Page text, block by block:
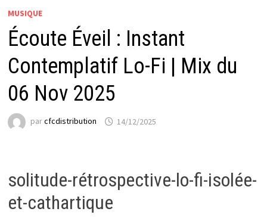
MUSIQUE
Écoute Éveil : Instant
Contemplatif Lo-Fi | Mix du
06 Nov 2025
parcfcdistribution 14/12/2025
solitude-rétrospective-lo-fi-isolée-
et-cathartique